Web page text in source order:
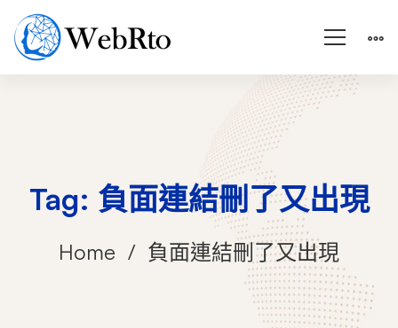
Tag: 負面連結刪了又出現
Home 負面連結刪了又出現